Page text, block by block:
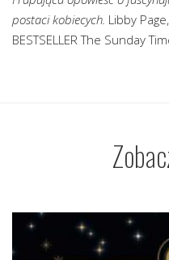
postaci kobiecych. Libby
BESTSELLER The Sunday